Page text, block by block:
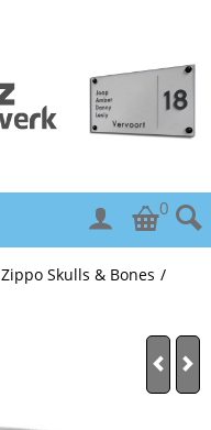
0
Zippo Skulls & Bones /